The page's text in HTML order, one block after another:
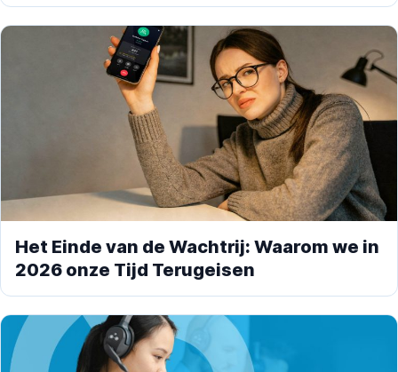
Het Einde van de Wachtrij: Waarom we in
2026 onze Tijd Terugeisen